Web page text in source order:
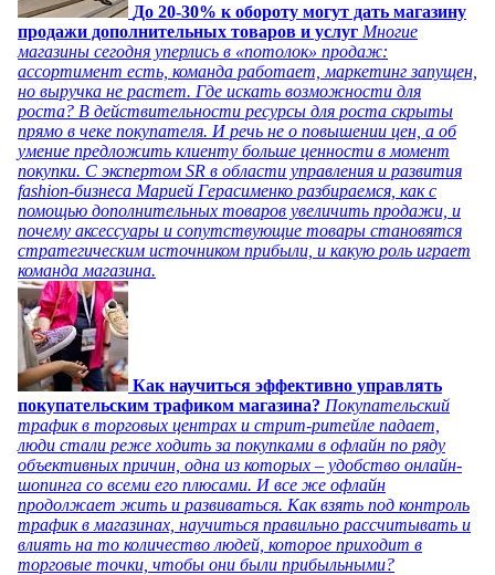
До 20-30% к обороту могут дать магазину
продажи дополнительных товаров и услуг Многие
магазины сегодня уперлись в «потолок» продаж:
ассортимент есть, команда работает, маркетинг запущен,
но выручка не растет. Где искать возможности для
роста? В действительности ресурсы для роста скрыты
прямо в чеке покупателя. И речь не о повышении цен, а об
умение предложить клиенту больше ценности в момент
покупки. С экспертом SR в области управления и развития
fashion-бизнеса Марией Герасименко разбираемся, как с
помощью дополнительных товаров увеличить продажи, и
почему аксессуары и сопутствующие товары становятся
стратегическим источником прибыли, и какую роль играет
команда магазина.
Как научиться эффективно управлять
покупательским трафиком магазина? Покупательский
трафик в торговых центрах и стрит-ритейле падает,
люди стали реже ходить за покупками в офлайн по ряду
объективных причин, одна из которых – удобство онлайн-
шопинга со всеми его плюсами. И все же офлайн
продолжает жить и развиваться. Как взять под контроль
трафик в магазинах, научиться правильно рассчитывать и
влиять на то количество людей, которое приходит в
торговые точки, чтобы они были прибыльными?